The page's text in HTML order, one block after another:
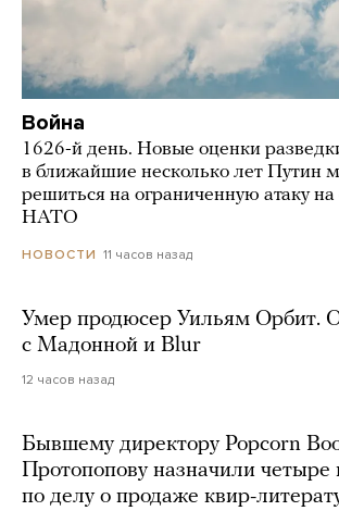
Война
1626-й день. Новые оценки
в ближайшие несколько лет Путин
решиться на ограниченную атаку на
НАТО
НОВОСТИ 11 часов назад
Умер продюсер Уильям Орбит.
с Мадонной и Blur
12 часов назад
Бывшему директору Popcorn
Протопопову назначили четыре
по делу о продаже квир-